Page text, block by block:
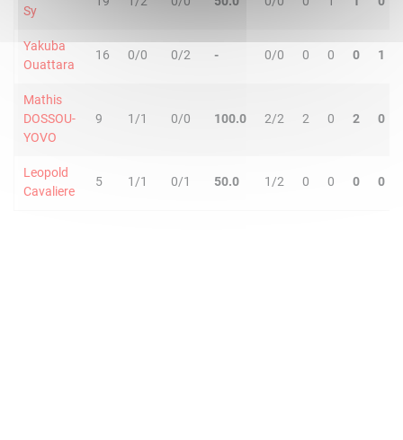
Sy
Yakuba
Ouattara
16 0/0 0/2 - 0/0 0 0 0 1
Mathis
DOSSOU-
YOVO
9 1/1 0/0 100.0 2/2 2 0 2 0
Leopold
Cavaliere
5 1/1 0/1 50.0 1/2 0 0 0 0